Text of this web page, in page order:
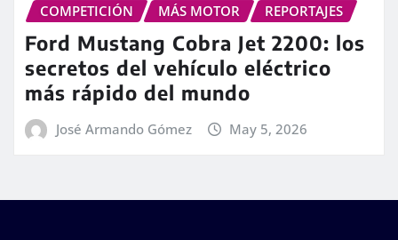
COMPETICIÓN MÁS MOTOR REPORTAJES
Ford Mustang Cobra Jet 2200: los
secretos del vehículo eléctrico
más rápido del mundo
José Armando Gómez May 5, 2026